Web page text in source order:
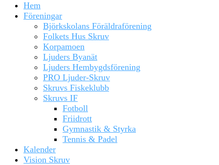
Hem
Föreningar
Björkskolans Föräldraförening
Folkets Hus Skruv
Korpamoen
Ljuders Byanät
Ljuders Hembygdsförening
PRO Ljuder-Skruv
Skruvs Fiskeklubb
Skruvs IF
Fotboll
Friidrott
Gymnastik & Styrka
Tennis & Padel
Kalender
Vision Skruv